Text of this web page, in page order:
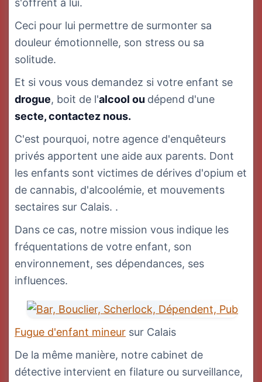
s'offrent à lui.
Ceci pour lui permettre de surmonter sa
douleur émotionnelle, son stress ou sa
solitude.
Et si vous vous demandez si votre enfant se
drogue, boit de l'alcool ou dépend d'une
secte, contactez nous.
C'est pourquoi, notre agence d'enquêteurs
privés apportent une aide aux parents. Dont
les enfants sont victimes de dérives d'opium et
de cannabis, d'alcoolémie, et mouvements
sectaires sur Calais. .
Dans ce cas, notre mission vous indique les
fréquentations de votre enfant, son
environnement, ses dépendances, ses
influences.
Fugue d'enfant mineur sur Calais
De la même manière, notre cabinet de
détective intervient en filature ou surveillance,